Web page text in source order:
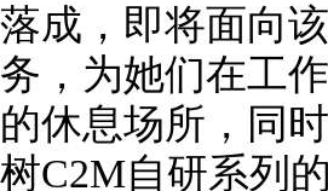
落成，即将面向
务，为她们在工
的休息场所，同
树C2M自研系列